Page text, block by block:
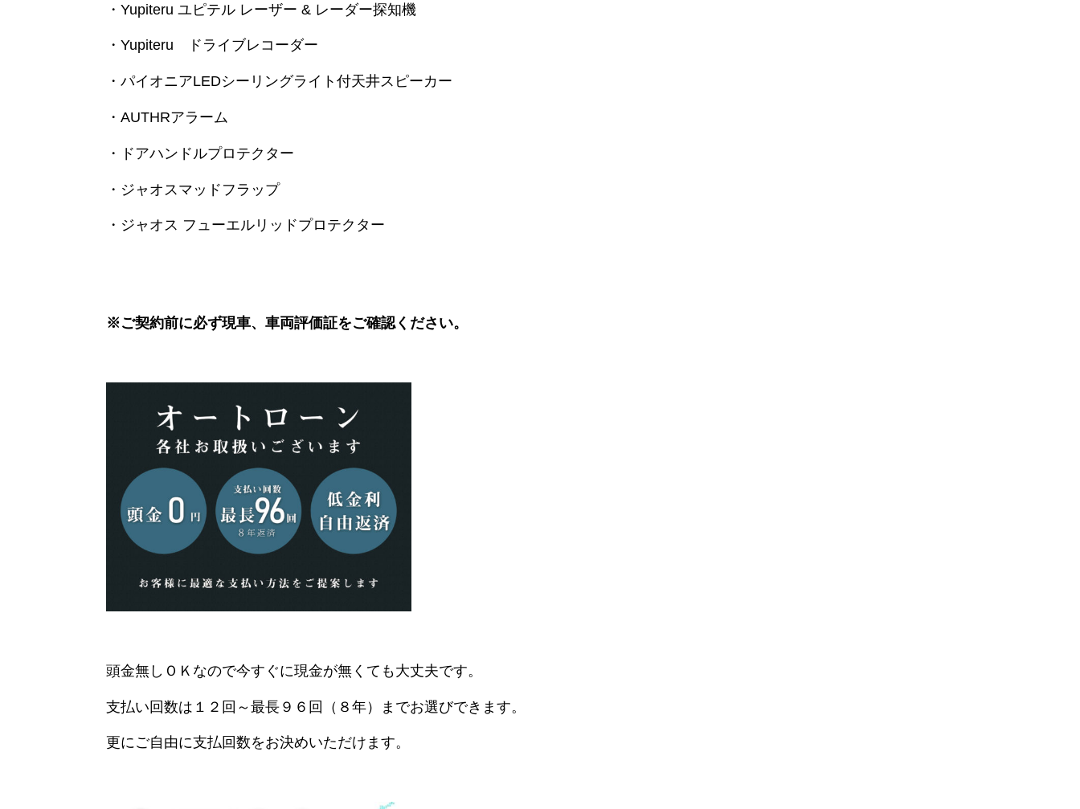
・Yupiteru ユピテル レーザー & レーダー探知機
・Yupiteru ドライブレコーダー
・パイオニアLEDシーリングライト付天井スピーカー
・AUTHRアラーム
・ドアハンドルプロテクター
・ジャオスマッドフラップ
・ジャオス フューエルリッドプロテクター
※ご契約前に必ず現車、車両評価証をご確認ください。
頭金無しＯＫなので今すぐに現金が無くても大丈夫です。
支払い回数は１２回～最長９６回（８年）までお選びできます。
更にご自由に支払回数をお決めいただけます。